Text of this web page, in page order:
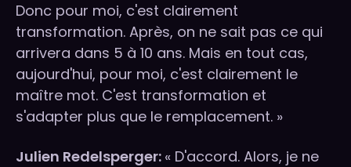
Donc pour moi, c'est clairement
transformation. Après, on ne sait pas ce qui
arrivera dans 5 à 10 ans. Mais en tout cas,
aujourd'hui, pour moi, c'est clairement le
maître mot. C'est transformation et
s'adapter plus que le remplacement. »
Julien Redelsperger: « D'accord. Alors, je ne